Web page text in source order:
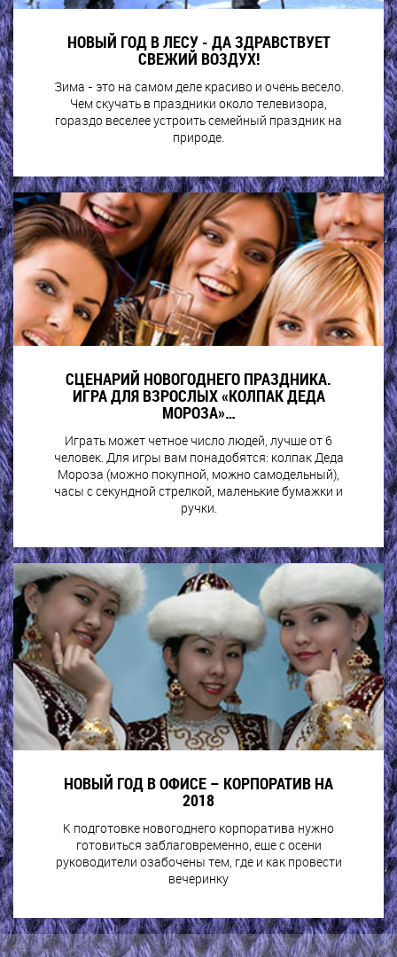
НОВЫЙ ГОД В ЛЕСУ - ДА ЗДРАВСТВУЕТ
СВЕЖИЙ ВОЗДУХ!
Зима - это на самом деле красиво и очень весело.
Чем скучать в праздники около телевизора,
гораздо веселее устроить семейный праздник на
природе.
СЦЕНАРИЙ НОВОГОДНЕГО ПРАЗДНИКА.
ИГРА ДЛЯ ВЗРОСЛЫХ «КОЛПАК ДЕДА
МОРОЗА»…
Играть может четное число людей, лучше от 6
человек. Для игры вам понадобятся: колпак Деда
Мороза (можно покупной, можно самодельный),
часы с секундной стрелкой, маленькие бумажки и
ручки.
НОВЫЙ ГОД В ОФИСЕ – КОРПОРАТИВ НА
2018
К подготовке новогоднего корпоратива нужно
готовиться заблаговременно, еще с осени
руководители озабочены тем, где и как провести
вечеринку